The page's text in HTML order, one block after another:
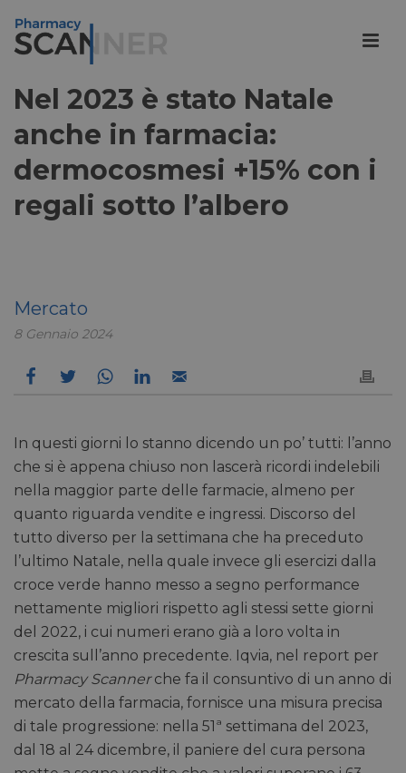
Nel 2023 è stato Natale
anche in farmacia:
dermocosmesi +15% con i
regali sotto l’albero
Mercato
8 Gennaio 2024
In questi giorni lo stanno dicendo un po’ tutti: l’anno
che si è appena chiuso non lascerà ricordi indelebili
nella maggior parte delle farmacie, almeno per
quanto riguarda vendite e ingressi. Discorso del
tutto diverso per la settimana che ha preceduto
l’ultimo Natale, nella quale invece gli esercizi dalla
croce verde hanno messo a segno performance
nettamente migliori rispetto agli stessi sette giorni
del 2022, i cui numeri erano già a loro volta in
crescita sull’anno precedente. Iqvia, nel report per
Pharmacy Scannerche fa il consuntivo di un anno di
mercato della farmacia, fornisce una misura precisa
di tale progressione: nella 51ª settimana del 2023,
dal 18 al 24 dicembre, il paniere del cura persona